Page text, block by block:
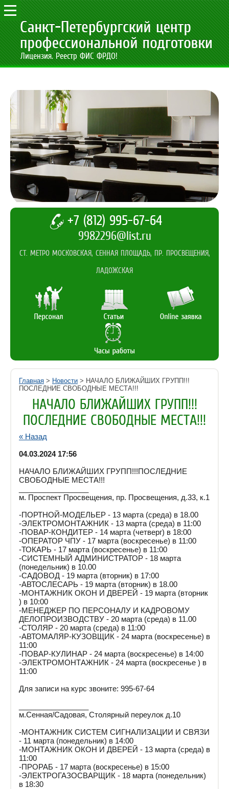
Лицензия. Реестр ФИС ФРДО!
+7 (812) 995-67-64
9982296@list.ru
СТ. МЕТРО МОСКОВСКАЯ, СЕННАЯ ПЛОЩАДЬ, ПР. ПРОСВЕЩЕНИЯ,
ЛАДОЖСКАЯ
Главная > Новости > НАЧАЛО БЛИЖАЙШИХ ГРУПП!!!
ПОСЛЕДНИЕ СВОБОДНЫЕ МЕСТА!!!
НАЧАЛО БЛИЖАЙШИХ ГРУПП!!!
ПОСЛЕДНИЕ СВОБОДНЫЕ МЕСТА!!!
« Назад
04.03.2024 17:56
НАЧАЛО БЛИЖАЙШИХ ГРУПП!!!ПОСЛЕДНИЕ
СВОБОДНЫЕ МЕСТА!!!
м. Проспект Просвещения, пр. Просвещения, д.33, к.1
-ПОРТНОЙ-МОДЕЛЬЕР - 13 марта (среда) в 18.00
-ЭЛЕКТРОМОНТАЖНИК - 13 марта (среда) в 11:00
-ПОВАР-КОНДИТЕР - 14 марта (четверг) в 18:00
-ОПЕРАТОР ЧПУ - 17 марта (воскресенье) в 11:00
-ТОКАРЬ - 17 марта (воскресенье) в 11:00
-СИСТЕМНЫЙ АДМИНИСТРАТОР - 18 марта
(понедельник) в 10.00
-САДОВОД - 19 марта (вторник) в 17:00
-АВТОСЛЕСАРЬ - 19 марта (вторник) в 18.00
-МОНТАЖНИК ОКОН И ДВЕРЕЙ - 19 марта (вторник
) в 10:00
-МЕНЕДЖЕР ПО ПЕРСОНАЛУ И КАДРОВОМУ
ДЕЛОПРОИЗВОДСТВУ - 20 марта (среда) в 11.00
-СТОЛЯР - 20 марта (среда) в 11:00
-АВТОМАЛЯР-КУЗОВЩИК - 24 марта (воскресенье) в
11:00
-ПОВАР-КУЛИНАР - 24 марта (воскресенье) в 14:00
-ЭЛЕКТРОМОНТАЖНИК - 24 марта (воскресенье ) в
11:00
Для записи на курс звоните: 995-67-64
м.Сенная/Садовая, Столярный переулок д.10
-МОНТАЖНИК СИСТЕМ СИГНАЛИЗАЦИИ И СВЯЗИ
- 11 марта (понедельник) в 14:00
-МОНТАЖНИК ОКОН И ДВЕРЕЙ - 13 марта (среда) в
11:00
-ПРОРАБ - 17 марта (воскресенье) в 15:00
-ЭЛЕКТРОГАЗОСВАРЩИК - 18 марта (понедельник)
в 18:30